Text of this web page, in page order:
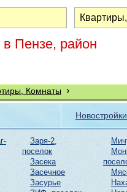
Пензе, район
Комнаты ›
Новостройки
Заря-2,
поселок
Засека
Засечное
Засурье